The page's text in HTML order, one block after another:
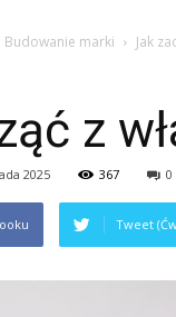
Budowanie marki Jak
z
2025 367 0
Tweet